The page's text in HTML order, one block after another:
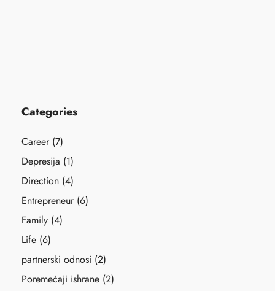
Categories
Career(7)
Depresija (1)
Direction (4)
Entrepreneur(6)
Family (4)
Life (6)
partnerski odnosi (2)
Poremećaji ishrane (2)